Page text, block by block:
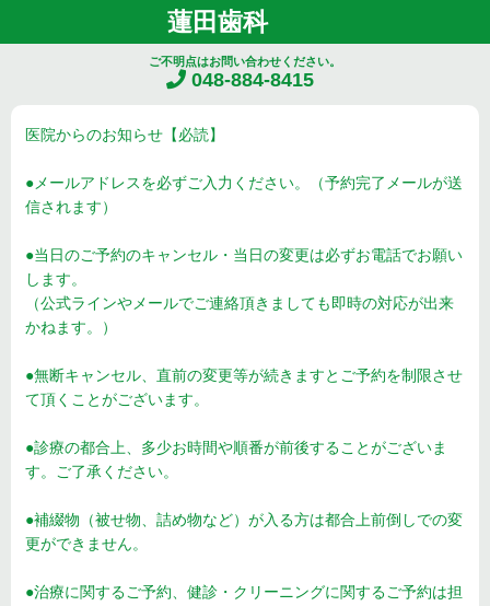
蓮田歯科
ご不明点はお問い合わせください。
048-884-8415
医院からのお知らせ【必読】
●メールアドレスを必ずご入力ください。（予約完了メールが送
信されます）
●当日のご予約のキャンセル・当日の変更は必ずお電話でお願い
します。
（公式ラインやメールでご連絡頂きましても即時の対応が出来
かねます。）
●無断キャンセル、直前の変更等が続きますとご予約を制限させ
て頂くことがございます。
●診療の都合上、多少お時間や順番が前後することがございま
す。ご了承ください。
●補綴物（被せ物、詰め物など）が入る方は都合上前倒しでの変
更ができません。
●治療に関するご予約、健診・クリーニングに関するご予約は担